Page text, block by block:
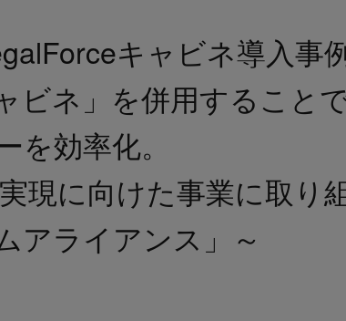
キャビネ導入事
ビネ」を併用すること
効率化。
現に向けた事業に取り
アライアンス」～